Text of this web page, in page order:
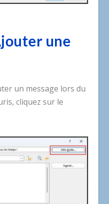
une
un message lors du
cliquez sur le